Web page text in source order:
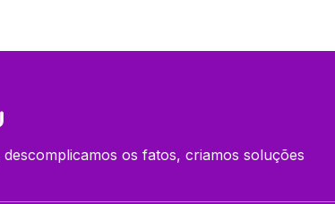
os fatos, criamos soluções